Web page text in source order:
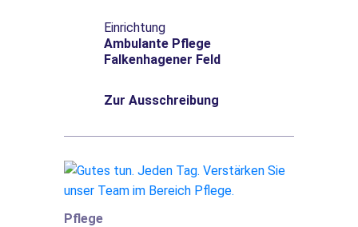
Einrichtung
Ambulante Pflege
Falkenhagener Feld
Zur Ausschreibung
Pflege